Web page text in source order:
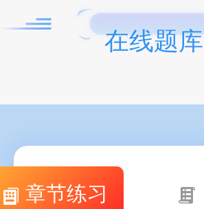
在线题库
章节练习